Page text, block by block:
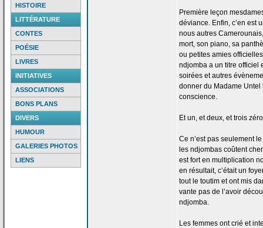
HISTOIRE
LITTÉRATURE
CONTES
POÉSIE
LIVRES
INITIATIVES
ASSOCIATIONS
BONS PLANS
DIVERS
HUMOUR
GALERIES PHOTOS
LIENS
Première leçon
déviance. Enfin, c’en est
nous autres
mort, son piano, sa
ou petites amies
ndjomba a un titre officiel
soirées et autres
donner du Madame
conscience.
Et un, et deux, et trois
Ce n’est pas seulement
les ndjombas coûtent
est fort en multiplication
en résultait, c’était un
tout le toutim et ont mis
vante pas de l’avoir
ndjomba.
Les femmes ont crié et